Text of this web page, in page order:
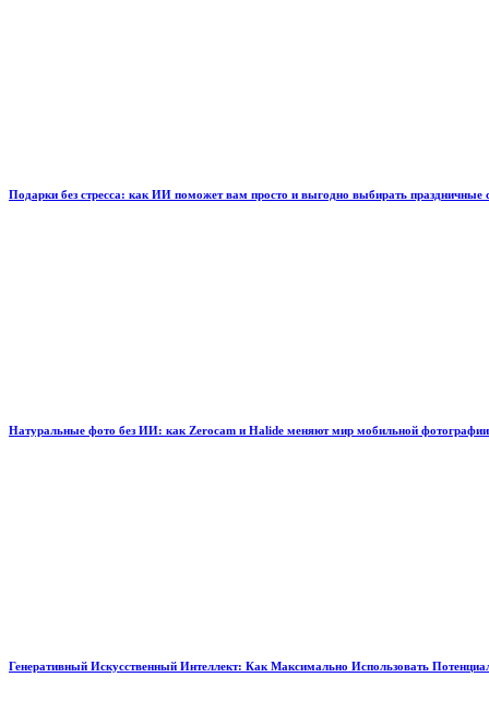
Подарки без стресса: как ИИ поможет вам просто и выгодно выбирать праздничные
Натуральные фото без ИИ: как Zerocam и Halide меняют мир мобильной фотографии
Генеративный Искусственный Интеллект: Как Максимально Использовать